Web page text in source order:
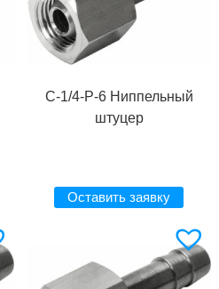
C-1/4-P-6 Ниппельный
штуцер
Оставить заявку